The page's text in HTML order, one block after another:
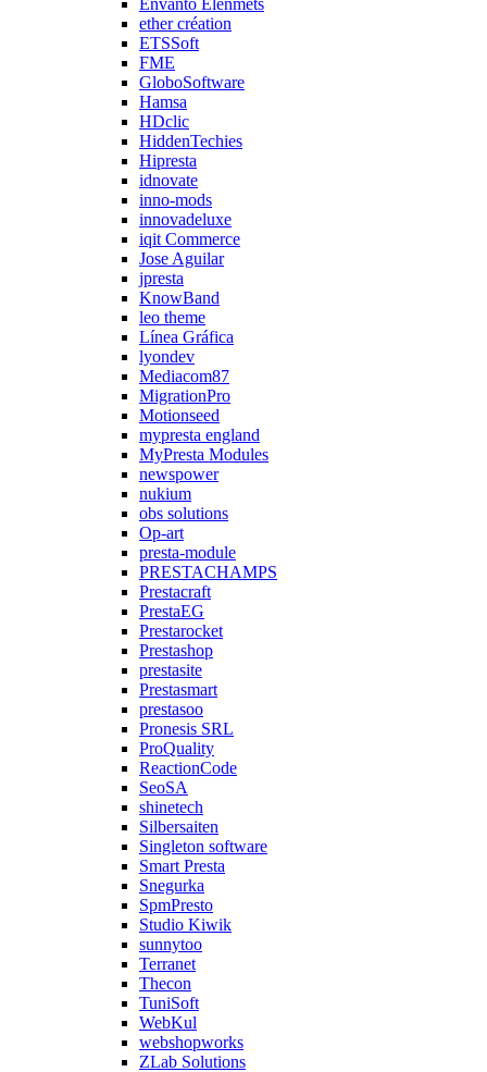
ether création
ETSSoft
FME
GloboSoftware
Hamsa
HDclic
HiddenTechies
Hipresta
idnovate
inno-mods
innovadeluxe
iqit Commerce
Jose Aguilar
jpresta
KnowBand
leo theme
Línea Gráfica
lyondev
Mediacom87
MigrationPro
Motionseed
mypresta england
MyPresta Modules
newspower
nukium
obs solutions
Op-art
presta-module
PRESTACHAMPS
Prestacraft
PrestaEG
Prestarocket
Prestashop
prestasite
Prestasmart
prestasoo
Pronesis SRL
ProQuality
ReactionCode
SeoSA
shinetech
Silbersaiten
Singleton software
Smart Presta
Snegurka
SpmPresto
Studio Kiwik
sunnytoo
Terranet
Thecon
TuniSoft
WebKul
webshopworks
ZLab Solutions